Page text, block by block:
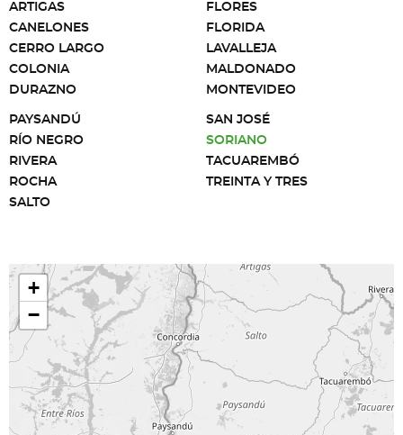
ARTIGAS
CANELONES
CERRO LARGO
COLONIA
DURAZNO
FLORES
FLORIDA
LAVALLEJA
MALDONADO
MONTEVIDEO
PAYSANDÚ
RÍO NEGRO
RIVERA
ROCHA
SALTO
SAN JOSÉ
SORIANO
TACUAREMBÓ
TREINTA Y TRES
+
−